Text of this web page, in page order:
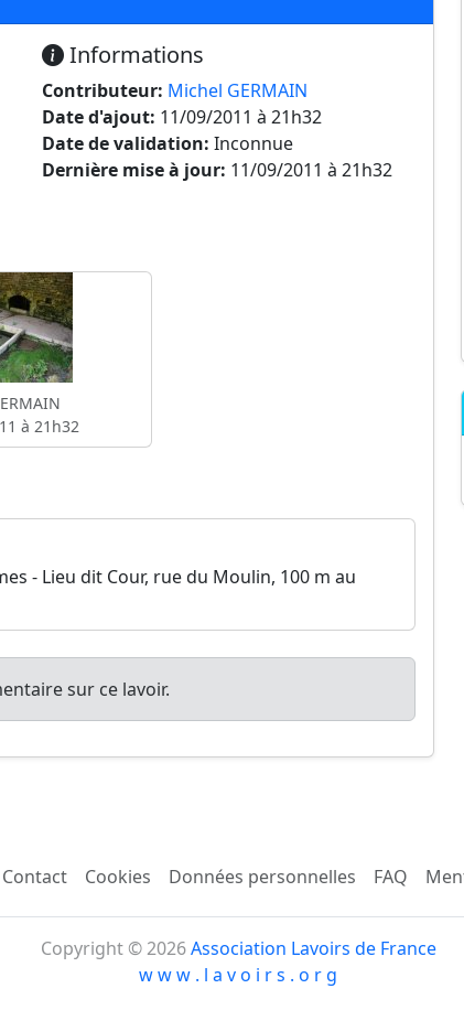
Informations
Contributeur: Michel GERMAIN
Date d'ajout: 11/09/2011 à 21h32
Date de validation: Inconnue
Dernière mise à jour: 11/09/2011 à 21h32
à 21h32
- Lieu dit Cour, rue du Moulin, 100 m au
sur ce lavoir.
Contact Cookies Données personnelles FAQ
Copyright © 2026Association Lavoirs de France
w w w . l a v o i r s . o r g